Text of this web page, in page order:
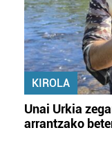
KIROLA
Unai Urkia
arrantzako